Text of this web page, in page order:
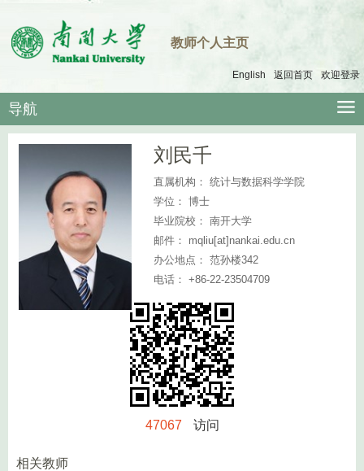
教师个人主页
English 返回首页 欢迎登录
导航
刘民千
直属机构： 统计与数据科学学院
学位： 博士
毕业院校： 南开大学
邮件： mqliu[at]nankai.edu.cn
办公地点： 范孙楼342
电话： +86-22-23504709
47067 访问
相关教师